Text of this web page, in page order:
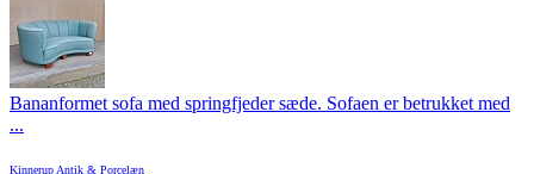
Bananformet sofa med springfjeder sæde. Sofaen er betrukket med
...
Kinnerup Antik & Porcelæn